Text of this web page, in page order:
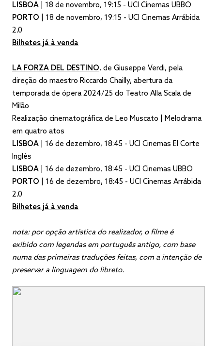
LISBOA | 18 de novembro, 19:15 - UCI Cinemas UBBO
PORTO | 18 de novembro, 19:15 - UCI Cinemas Arrábida
2.0
Bilhetes já à venda
LA FORZA DEL DESTINO, de Giuseppe Verdi, pela
direção do maestro Riccardo Chailly, abertura da
temporada de ópera 2024/25 do Teatro Alla Scala de
Milão
Realização cinematográfica de Leo Muscato | Melodrama
em quatro atos
LISBOA
| 16 de dezembro, 18:45 - UCI Cinemas El Corte
Inglès
LISBOA | 16 de dezembro, 18:45 - UCI Cinemas UBBO
PORTO | 16 de dezembro, 18:45 - UCI Cinemas Arrábida
2.0
Bilhetes já à venda
nota: por opção artística do realizador, o filme é
exibido com legendas em português antigo, com base
numa das primeiras traduções feitas, com a intenção de
preservar a linguagem do libreto.